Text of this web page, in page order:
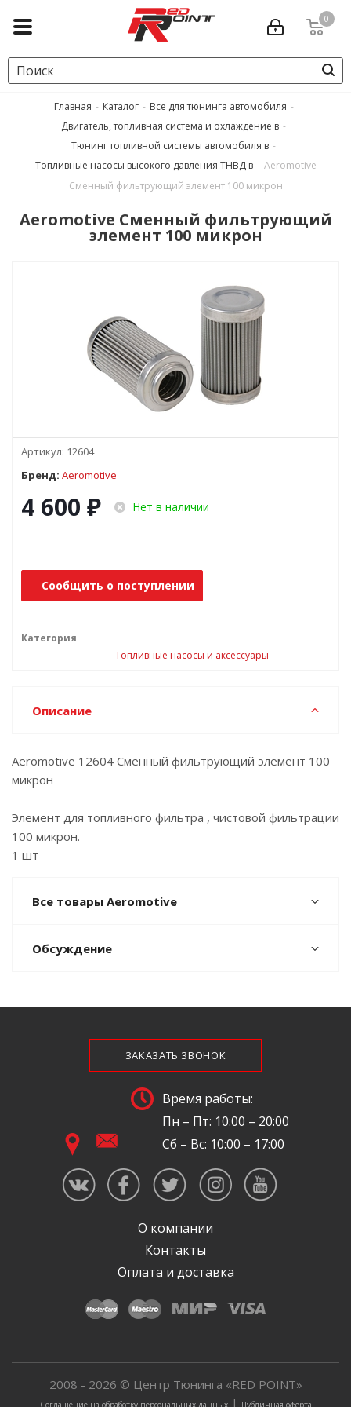
0
Главная - Каталог - Все для тюнинга автомобиля -
Двигатель, топливная система и охлаждение в -
Тюнинг топливной системы автомобиля в -
Топливные насосы высокого давления ТНВД в - Aeromotive
Сменный фильтрующий элемент 100 микрон
Aeromotive Сменный фильтрующий
элемент 100 микрон
Артикул: 12604
Бренд: Aeromotive
4 600 ₽ Нет в наличии
Сообщить о поступлении
Категория
Топливные насосы и аксессуары
Описание
Aeromotive 12604 Сменный фильтрующий элемент 100
микрон
Элемент для топливного фильтра , чистовой фильтрации
100 микрон.
1 шт
Все товары Aeromotive
Обсуждение
ЗАКАЗАТЬ ЗВОНОК
Время работы:
Пн – Пт: 10:00 – 20:00
Сб – Вс: 10:00 – 17:00
О компании
Контакты
Оплата и доставка
2008 - 2026 © Центр Тюнинга «RED POINT»
|